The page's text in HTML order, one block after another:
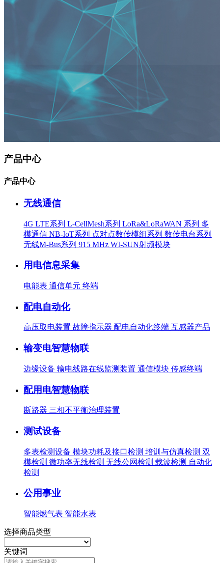
产品中心
产品中心
无线通信
4G LTE系列 L-CellMesh系列 LoRa&LoRaWAN 系列 多
模通信 NB-IoT系列 点对点数传模组系列 数传电台系列
无线M-Bus系列 915 MHz WI-SUN射频模块
用电信息采集
电能表 通信单元 终端
配电自动化
高压取电装置 故障指示器 配电自动化终端 互感器产品
输变电智慧物联
边缘设备 输电线路在线监测装置 通信模块 传感终端
配用电智慧物联
断路器 三相不平衡治理装置
测试设备
多表检测设备 模块功耗及接口检测 培训与仿真检测 双
模检测 微功率无线检测 无线公网检测 载波检测 自动化
检测
公用事业
智能燃气表 智能水表
选择商品类型
关键词